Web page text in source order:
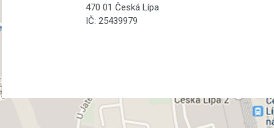
470 01 Česká Lípa
IČ: 25439979